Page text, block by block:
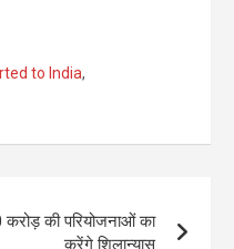
to India,
करोड़ की परियोजनाओं का
करेंगे शिलान्यास